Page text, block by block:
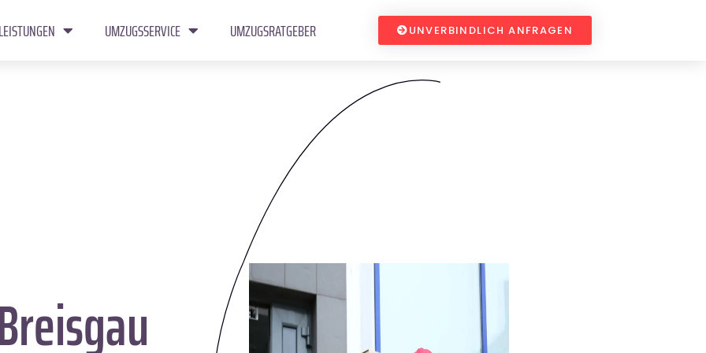
UMZUGSSERVICE UMZUGSRATGEBER UNVERBINDLICH ANFRAGEN